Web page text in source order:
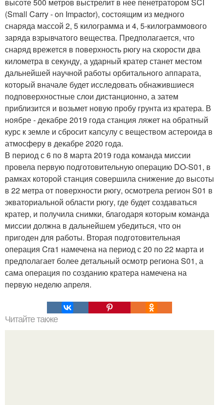
(Small Carry - on Impactor), состоящим из медного
снаряда массой 2, 5 килограмма и 4, 5-килограммового
заряда взрывчатого вещества. Предполагается, что
снаряд врежется в поверхность рюгу на скорости два
километра в секунду, а ударный кратер станет местом
дальнейшей научной работы орбитального аппарата,
который вначале будет исследовать обнажившиеся
подповерхностные слои дистанционно, а затем
приблизится и возьмет новую пробу грунта из кратера. В
ноябре - декабре 2019 года станция ляжет на обратный
курс к земле и сбросит капсулу с веществом астероида в
атмосферу в декабре 2020 года.
В период с 6 по 8 марта 2019 года команда миссии
провела первую подготовительную операцию DO-S01, в
рамках которой станция совершила снижение до высоты
в 22 метра от поверхности рюгу, осмотрела регион S01 в
экваториальной области рюгу, где будет создаваться
кратер, и получила снимки, благодаря которым команда
миссии должна в дальнейшем убедиться, что он
пригоден для работы. Вторая подготовительная
операция Cra1 намечена на период с 20 по 22 марта и
предполагает более детальный осмотр региона S01, а
сама операция по созданию кратера намечена на
первую неделю апреля.
Читайте также